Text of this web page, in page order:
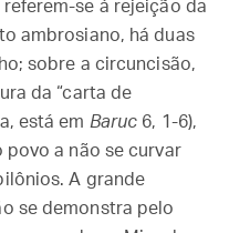
se à rejeição da
ambrosiano, há duas
sobre a circuncisão,
da “carta de
está em Baruc 6, 1-6),
a não se curvar
A grande
se demonstra pelo